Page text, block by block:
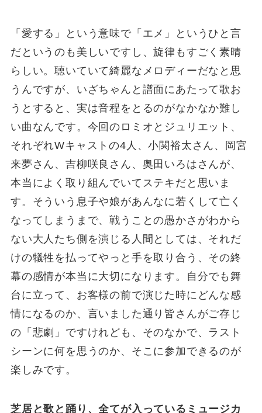
「愛する」という意味で「エメ」というひと言
だというのも美しいですし、旋律もすごく素晴
らしい。聴いていて綺麗なメロディーだなと思
うんですが、いざちゃんと譜面にあたって歌お
うとすると、実は音程をとるのがなかなか難し
い曲なんです。今回のロミオとジュリエット、
それぞれWキャストの4人、小関裕太さん、岡宮
来夢さん、吉柳咲良さん、奥田いろはさんが、
本当によく取り組んでいてステキだと思いま
す。そういう息子や娘があんなに若くして亡く
なってしまうまで、戦うことの愚かさがわから
ない大人たち側を演じる人間としては、それだ
けの犠牲を払ってやっと手を取り合う、その終
幕の感情が本当に大切になります。自分でも舞
台に立って、お客様の前で演じた時にどんな感
情になるのか、言いました通り皆さんがご存じ
の「悲劇」ですけれども、そのなかで、ラスト
シーンに何を思うのか、そこに参加できるのが
楽しみです。
芝居と歌と踊り、全てが入っているミュージカ